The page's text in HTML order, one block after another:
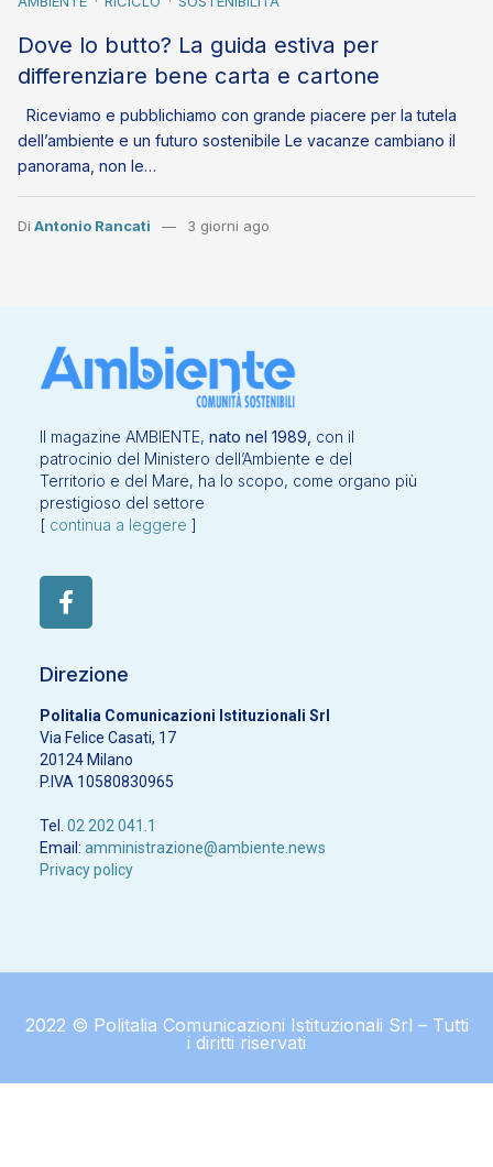
Dove lo butto? La guida estiva per
differenziare bene carta e cartone
Riceviamo e pubblichiamo con grande piacere per la tutela
dell’ambiente e un futuro sostenibile Le vacanze cambiano il
panorama, non le…
Di Antonio Rancati 3 giorni ago
Il magazine AMBIENTE, nato nel 1989, con il
patrocinio del Ministero dell’Ambiente e del
Territorio e del Mare, ha lo scopo, come organo più
prestigioso del settore
[ continua a leggere ]
Direzione
Politalia Comunicazioni Istituzionali Srl
Via Felice Casati, 17
20124 Milano
P.IVA 10580830965
Tel. 02 202 041.1
Email: amministrazione@ambiente.news
Privacy policy
2022 © Politalia Comunicazioni Istituzionali Srl – Tutti
i diritti riservati